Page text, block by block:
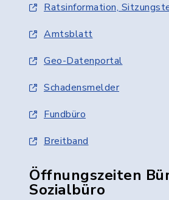
Ratsinformation,
Amtsblatt
Geo-Datenportal
Schadensmelder
Fundbüro
Breitband
Öffnungszeiten
Sozialbüro